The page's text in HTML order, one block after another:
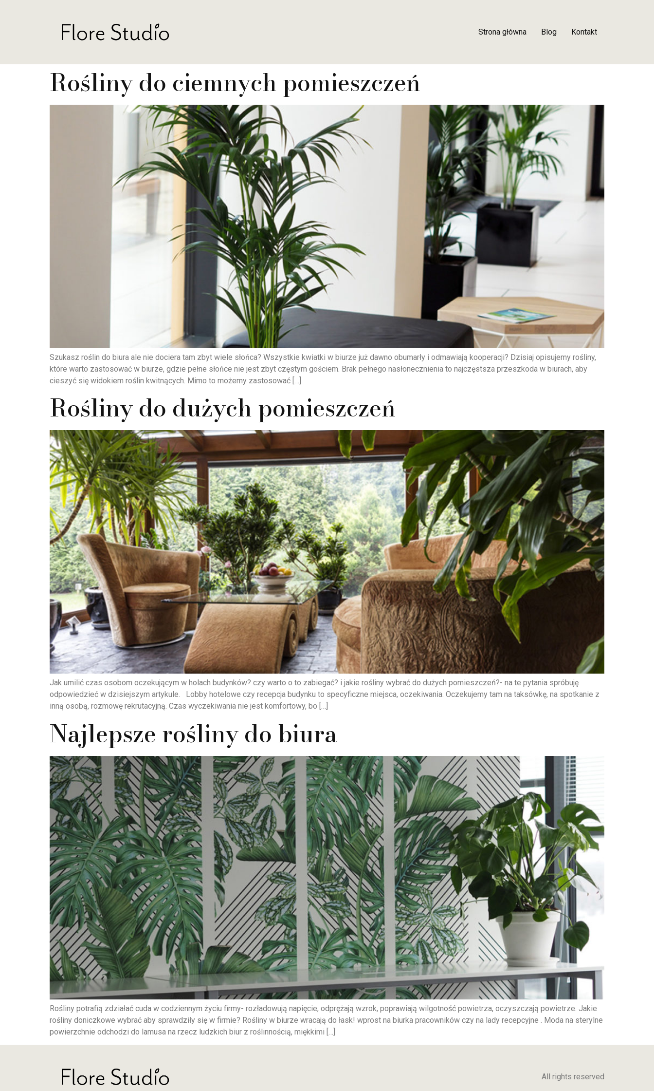
Strona główna Blog Kontakt
Rośliny do ciemnych pomieszczeń
Szukasz roślin do biura ale nie dociera tam zbyt wiele słońca? Wszystkie kwiatki w biurze już dawno obumarły i odmawiają kooperacji? Dzisiaj opisujemy rośliny,
które warto zastosować w biurze, gdzie pełne słońce nie jest zbyt częstym gościem. Brak pełnego nasłonecznienia to najczęstsza przeszkoda w biurach, aby
cieszyć się widokiem roślin kwitnących. Mimo to możemy zastosować […]
Rośliny do dużych pomieszczeń
Jak umilić czas osobom oczekującym w holach budynków? czy warto o to zabiegać? i jakie rośliny wybrać do dużych pomieszczeń?- na te pytania spróbuję
odpowiedzieć w dzisiejszym artykule. Lobby hotelowe czy recepcja budynku to specyficzne miejsca, oczekiwania. Oczekujemy tam na taksówkę, na spotkanie z
inną osobą, rozmowę rekrutacyjną. Czas wyczekiwania nie jest komfortowy, bo […]
Najlepsze rośliny do biura
Rośliny potrafią zdziałać cuda w codziennym życiu firmy- rozładowują napięcie, odprężają wzrok, poprawiają wilgotność powietrza, oczyszczają powietrze. Jakie
rośliny doniczkowe wybrać aby sprawdziły się w firmie? Rośliny w biurze wracają do łask! wprost na biurka pracowników czy na lady recepcyjne . Moda na sterylne
powierzchnie odchodzi do lamusa na rzecz ludzkich biur z roślinnością, miękkimi […]
All rights reserved